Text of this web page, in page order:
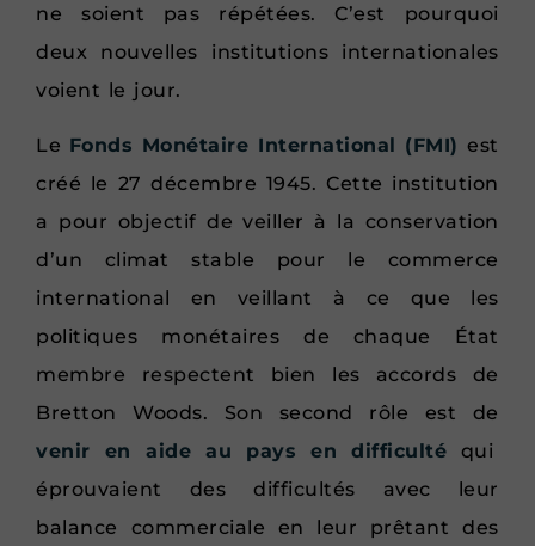
ne soient pas répétées. C’est pourquoi
deux nouvelles institutions internationales
voient le jour.
Le Fonds Monétaire International (FMI)est
créé le 27 décembre 1945. Cette institution
a pour objectif de veiller à la conservation
d’un climat stable pour le commerce
international en veillant à ce que les
politiques monétaires de chaque État
membre respectent bien les accords de
Bretton Woods. Son second rôle est de
venir en aide au pays en difficulté qui
éprouvaient des difficultés avec leur
balance commerciale en leur prêtant des